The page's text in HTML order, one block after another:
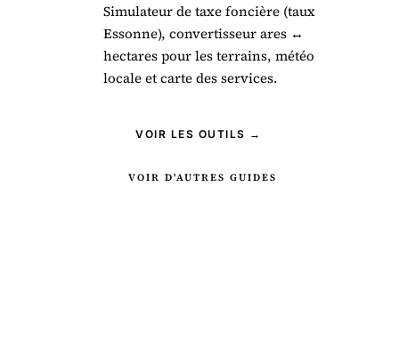
Simulateur de taxe foncière (taux
Essonne), convertisseur ares ↔
hectares pour les terrains, météo
locale et carte des services.
VOIR LES OUTILS →
VOIR D'AUTRES GUIDES